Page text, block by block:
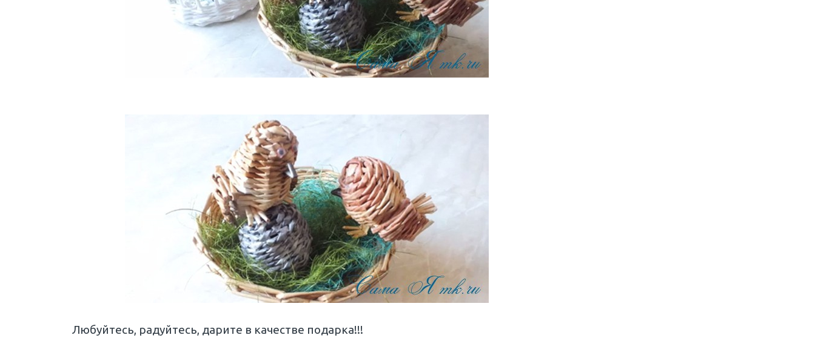
Любуйтесь, радуйтесь, дарите в качестве подарка!!!